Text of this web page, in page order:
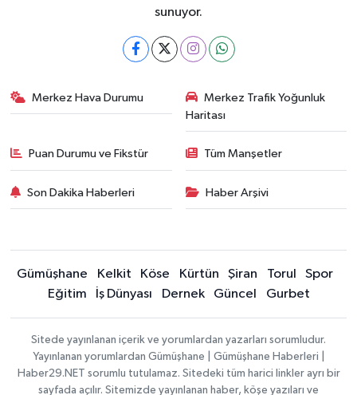
sunuyor.
Merkez Hava Durumu
Merkez Trafik Yoğunluk
Haritası
Puan Durumu ve Fikstür Tüm Manşetler
Son Dakika Haberleri Haber Arşivi
Gümüşhane Kelkit Köse Kürtün Şiran Torul
Spor
Eğitim
İş Dünyası Dernek Güncel Gurbet
Sitede yayınlanan içerik ve yorumlardan yazarları sorumludur.
Yayınlanan yorumlardan Gümüşhane | Gümüşhane Haberleri |
Haber29.NET sorumlu tutulamaz. Sitedeki tüm harici linkler ayrı bir
sayfada açılır. Sitemizde yayınlanan haber, köşe yazıları ve